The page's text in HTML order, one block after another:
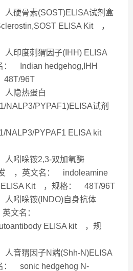
硬骨素(SOST)ELISA试剂盒
ELISA Kit ，
印度刺猬因子(IHH) ELISA
Indian hedgehog,IHH
96T
人隐热蛋白
NALP3/PYPAF1)ELISA试剂
NALP3/PYPAF1 ELISA kit
吲哚铵2,3-双加氧酶
发 ，英文名： indoleamine
ELISA Kit ，规格： 48T/96T
吲哚铵(INDO)自身抗体
文名：
ELISA kit ，规
音猬因子N端(Shh-N)ELISA
： sonic hedgehog N-